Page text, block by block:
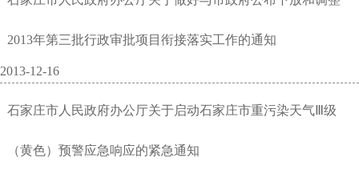
2013年第三批行政审批项目衔接落实工作的通知
2013-12-16
石家庄市人民政府办公厅关于启动石家庄市重污染天气Ⅲ级
（黄色）预警应急响应的紧急通知